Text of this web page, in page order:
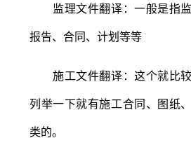
监理文件翻译：一般是指监
报告、合同、计划等等
施工文件翻译：这个就比较
列举一下就有施工合同、图纸
类的。